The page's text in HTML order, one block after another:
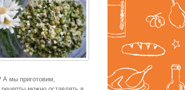
А мы приготовим,